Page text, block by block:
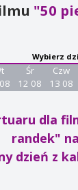
"50
Wybierz
Śr
12 08
Czw
13 08
dla
randek"
dzień z